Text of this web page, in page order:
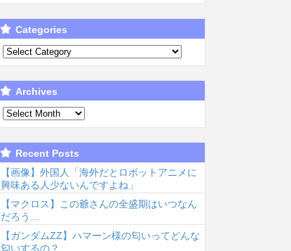
Categories
Archives
Recent Posts
【画像】外国人「海外だとロボットアニメに
興味ある人少ないんですよね」
【マクロス】この爺さんの全盛期はいつなん
だろう…
【ガンダムΖΖ】ハマーン様の匂いってどんな
匂いするの？